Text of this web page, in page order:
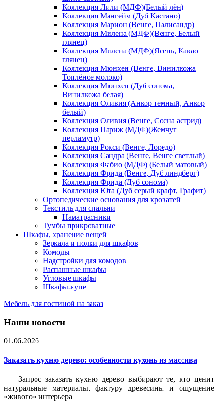
Коллекция Лили (МДФ)(Белый лён)
Коллекция Мангейм (Дуб Кастано)
Коллекция Марион (Венге, Палисандр)
Коллекция Милена (МДФ)(Венге, Белый
глянец)
Коллекция Милена (МДФ)(Ясень, Какао
глянец)
Коллекция Мюнхен (Венге, Винилкожа
Топлёное молоко)
Коллекция Мюнхен (Дуб сонома,
Винилкожа белая)
Коллекция Оливия (Анкор темный, Анкор
белый)
Коллекция Оливия (Венге, Сосна астрид)
Коллекция Париж (МДФ)(Жемчуг
перламутр)
Коллекция Рокси (Венге, Лоредо)
Коллекция Сандра (Венге, Венге светлый)
Коллекция Фабио (МДФ) (Белый матовый)
Коллекция Фрида (Венге, Дуб линдберг)
Коллекция Фрида (Дуб сонома)
Коллекция Юта (Дуб серый крафт, Графит)
Ортопедические основания для кроватей
Текстиль для спальни
Наматрасники
Тумбы прикроватные
Шкафы, хранение вещей
Зеркала и полки для шкафов
Комоды
Надстройки для комодов
Распашные шкафы
Угловые шкафы
Шкафы-купе
Мебель для гостиной на заказ
Наши новости
01.06.2026
Заказать кухню дерево: особенности кухонь из массива
Запрос заказать кухню дерево выбирают те, кто ценит
натуральные материалы, фактуру древесины и ощущение
«живого» интерьера